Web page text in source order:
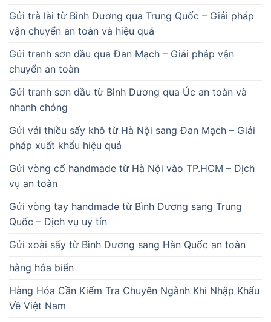
Gửi trà lài từ Bình Dương qua Trung Quốc – Giải pháp
vận chuyển an toàn và hiệu quả
Gửi tranh sơn dầu qua Đan Mạch – Giải pháp vận
chuyển an toàn
Gửi tranh sơn dầu từ Bình Dương qua Úc an toàn và
nhanh chóng
Gửi vải thiều sấy khô từ Hà Nội sang Đan Mạch – Giải
pháp xuất khẩu hiệu quả
Gửi vòng cổ handmade từ Hà Nội vào TP.HCM – Dịch
vụ an toàn
Gửi vòng tay handmade từ Bình Dương sang Trung
Quốc – Dịch vụ uy tín
Gửi xoài sấy từ Bình Dương sang Hàn Quốc an toàn
hàng hóa biển
Hàng Hóa Cần Kiểm Tra Chuyên Ngành Khi Nhập Khẩu
Về Việt Nam